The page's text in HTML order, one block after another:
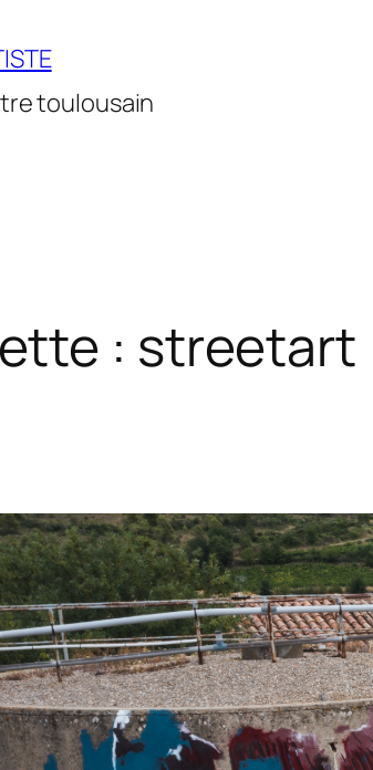
toulousain
: streetart